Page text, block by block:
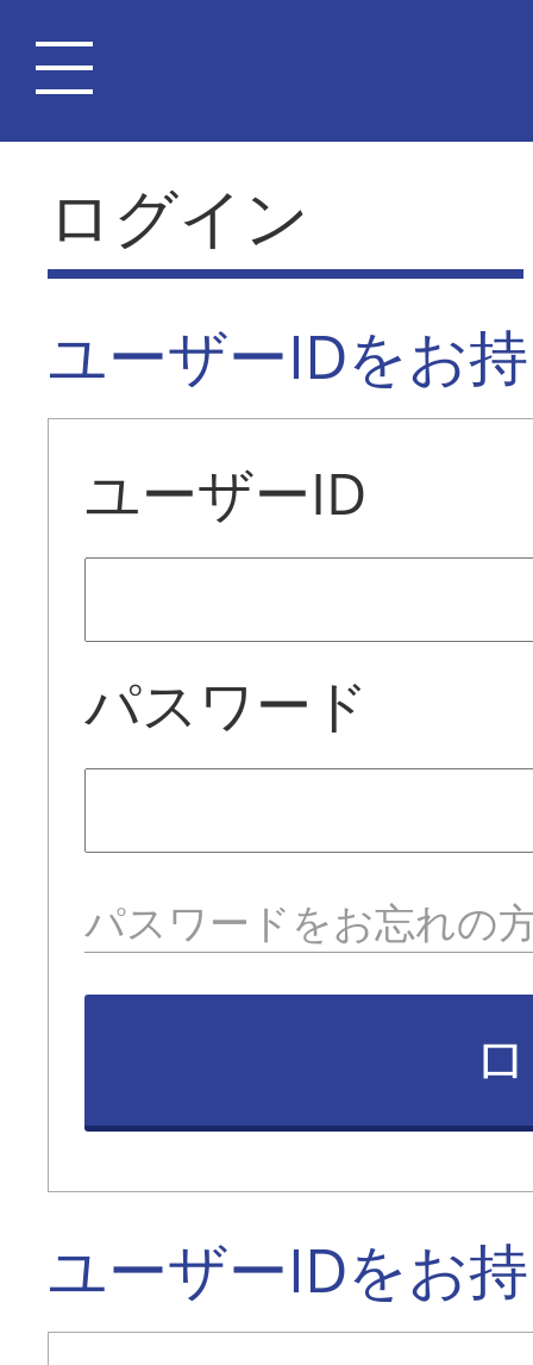
ログイン
ユーザーIDをお
ユーザーID
パスワード
パスワードをお忘れの
ユーザーIDをお